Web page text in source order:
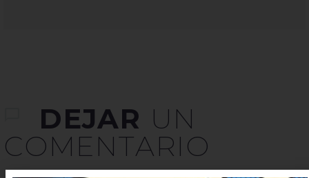
DEJAR UN
COMENTARIO